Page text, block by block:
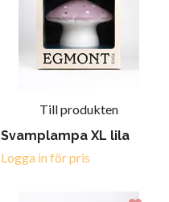
Till produkten
Svamplampa XL lila
Logga in för pris